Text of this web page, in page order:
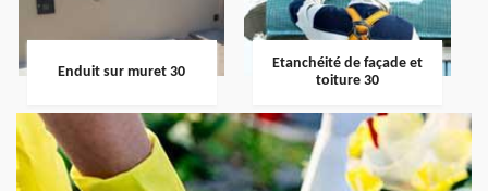
Enduit sur muret 30
Etanchéité de façade et
toiture 30